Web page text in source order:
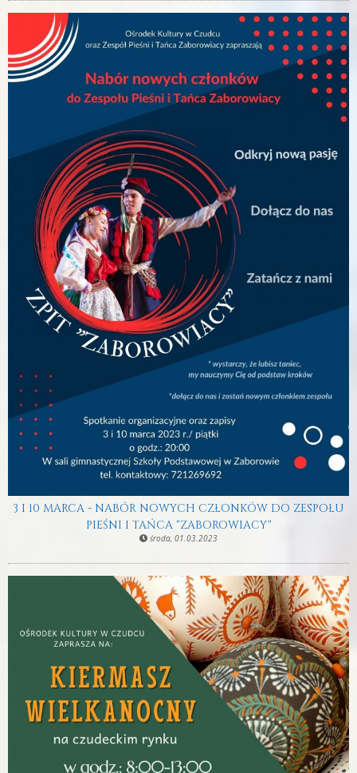
3 I 10 MARCA - NABÓR NOWYCH CZŁONKÓW DO ZESPOŁU
PIEŚNI I TAŃCA "ZABOROWIACY"
środa, 01.03.2023